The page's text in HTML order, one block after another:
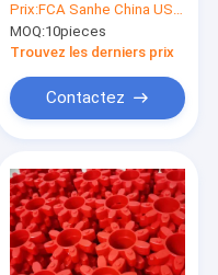
polyuréthane du GR
Gs haut résistant
aux chocs
Prix:FCA Sanhe China USD2.00/piece
MOQ:10pieces
Trouvez les derniers prix
Contactez